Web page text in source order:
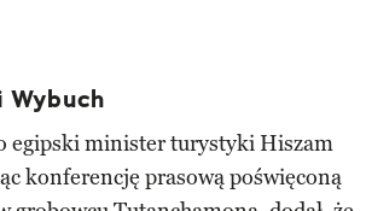
Wybuch
egipski minister turystyki Hiszam
konferencję prasową poświęconą